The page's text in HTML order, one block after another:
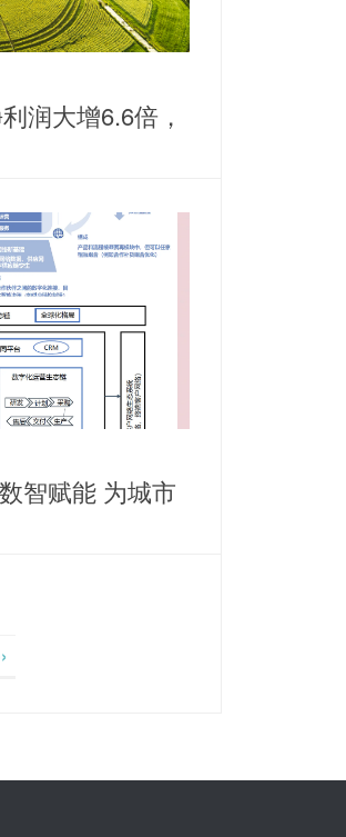
润大增6.6倍，
智赋能 为城市